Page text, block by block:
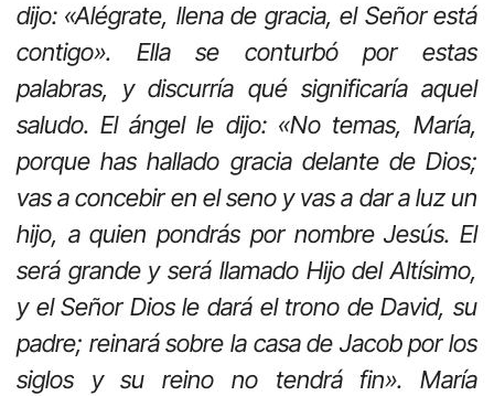
dijo: «Alégrate, llena de gracia, el Señor está
contigo». Ella se conturbó por estas
palabras, y discurría qué significaría aquel
saludo. El ángel le dijo: «No temas, María,
porque has hallado gracia delante de Dios;
vas a concebir en el seno y vas a dar a luz un
hijo, a quien pondrás por nombre Jesús. El
será grande y será llamado Hijo del Altísimo,
y el Señor Dios le dará el trono de David, su
padre; reinará sobre la casa de Jacob por los
siglos y su reino no tendrá fin». María